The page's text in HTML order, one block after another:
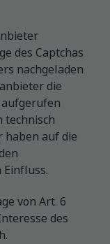
des Captchas
nachgeladen
die
technisch
haben auf die
von Art. 6
des